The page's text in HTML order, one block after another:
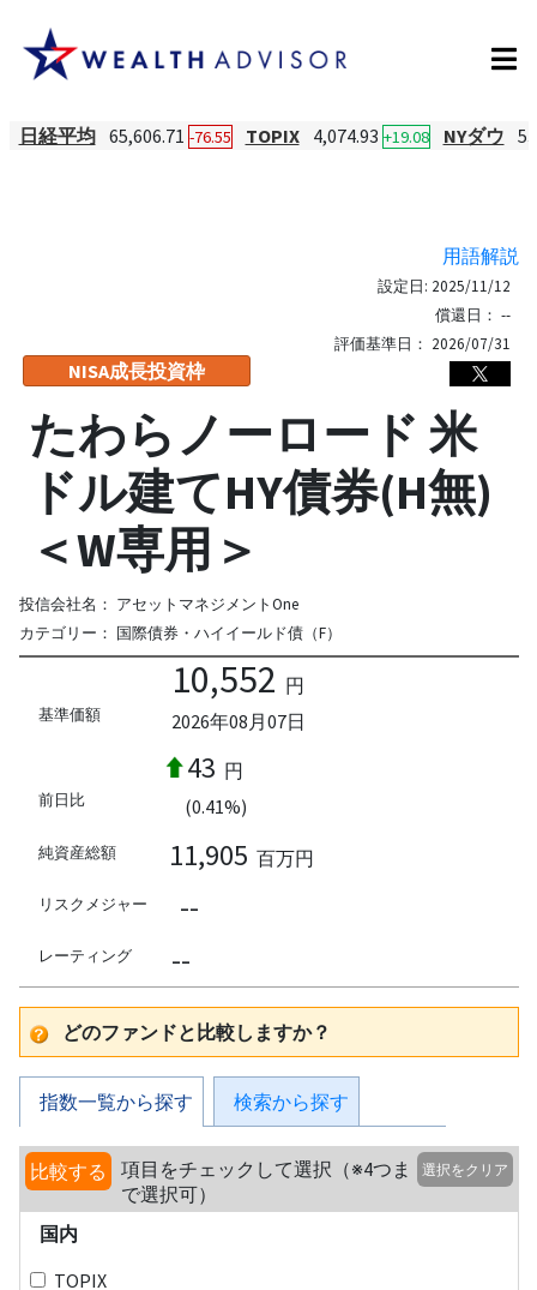
日経平均 65,606.71 -76.55 TOPIX 4,074.93 +19.08 NYダウ
用語解説
NISA成長投資枠
設定日: 2025/11/12
償還日： --
評価基準日： 2026/07/31
たわらノーロード 米
ドル建てHY債券(H無)
＜W専用＞
投信会社名： アセットマネジメントOne
カテゴリー： 国際債券・ハイイールド債（F）
基準価額
10,552 円
2026年08月07日
前日比
43 円
(0.41%)
純資産総額 11,905 百万円
リスクメジャー --
レーティング --
どのファンドと比較しますか？
指数一覧から探す 検索から探す
比較する
項目をチェックして選択（※4つま
で選択可）
選択をクリア
国内
TOPIX